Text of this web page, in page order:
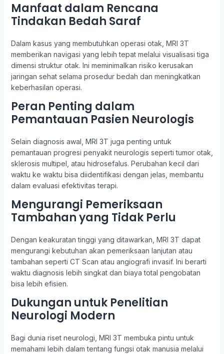
Manfaat dalam Rencana
Tindakan Bedah Saraf
Dalam kasus yang membutuhkan operasi otak, MRI 3T
memberikan navigasi yang lebih tepat melalui visualisasi tiga
dimensi struktur otak. Ini meminimalkan risiko kerusakan
jaringan sehat selama prosedur bedah dan meningkatkan
keberhasilan operasi.
Peran Penting dalam
Pemantauan Pasien Neurologis
Selain diagnosis awal, MRI 3T juga penting untuk
pemantauan progresi penyakit neurologis seperti tumor otak,
sklerosis multipel, atau hidrosefalus. Perubahan kecil dari
waktu ke waktu bisa diidentifikasi dengan jelas, membantu
dalam evaluasi efektivitas terapi.
Mengurangi Pemeriksaan
Tambahan yang Tidak Perlu
Dengan keakuratan tinggi yang ditawarkan, MRI 3T dapat
mengurangi kebutuhan akan pemeriksaan lanjutan atau
tambahan seperti CT Scan atau angiografi invasif. Ini berarti
waktu diagnosis lebih singkat dan biaya total pengobatan
bisa lebih efisien.
Dukungan untuk Penelitian
Neurologi Modern
Bagi dunia riset neurologi, MRI 3T membuka pintu untuk
memahami lebih dalam tentang fungsi otak manusia melalui